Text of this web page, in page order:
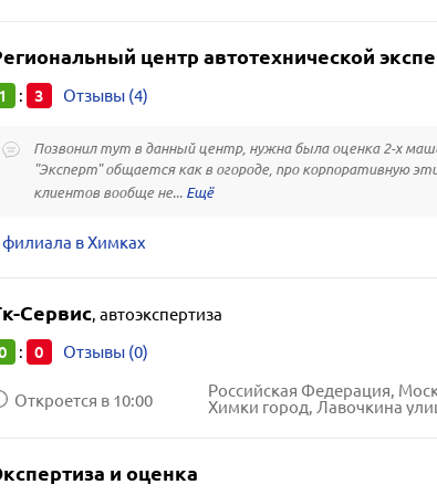
центр автотехнической
1 : 3 Отзывы (4)
Позвонил тут в данный центр, нужна была оценка 2-х
"Эксперт" общается как в огороде, про корпоративную
клиентов вообще не...
филиала в Химках
Сервис, автоэкспертиза
: 0 Отзывы (0)
Откроется в 10:00
Российская Федерация,
Химки город, Лавочкина
и оценка